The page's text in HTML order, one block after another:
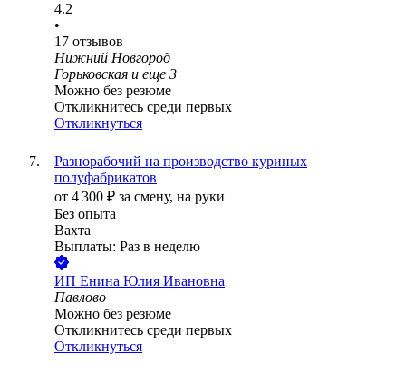
4.2
•
17 отзывов
Нижний Новгород
Горьковская и еще 3
Можно без резюме
Откликнитесь среди первых
Откликнуться
Разнорабочий на производство куриных
полуфабрикатов
от 4 300 ₽ за смену, на руки
Без опыта
Вахта
Выплаты: Раз в неделю
ИП Енина Юлия Ивановна
Павлово
Можно без резюме
Откликнитесь среди первых
Откликнуться